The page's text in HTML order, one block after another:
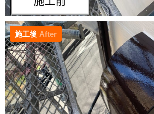
施工後 After